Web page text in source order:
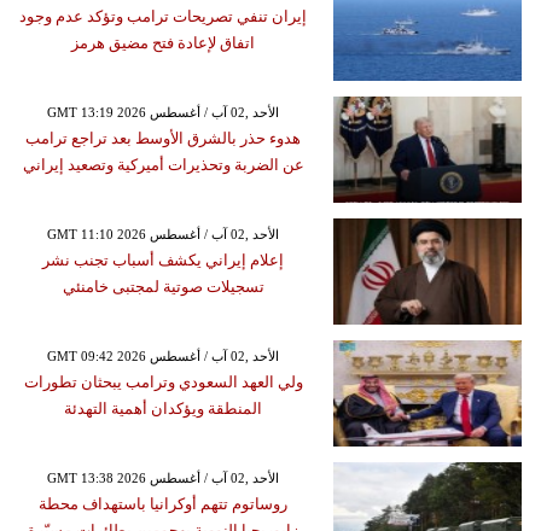
إيران تنفي تصريحات ترامب وتؤكد عدم وجود
اتفاق لإعادة فتح مضيق هرمز
GMT 13:19 2026 الأحد ,02 آب / أغسطس
هدوء حذر بالشرق الأوسط بعد تراجع ترامب
عن الضربة وتحذيرات أميركية وتصعيد إيراني
GMT 11:10 2026 الأحد ,02 آب / أغسطس
إعلام إيراني يكشف أسباب تجنب نشر
تسجيلات صوتية لمجتبى خامنئي
GMT 09:42 2026 الأحد ,02 آب / أغسطس
ولي العهد السعودي وترامب يبحثان تطورات
المنطقة ويؤكدان أهمية التهدئة
GMT 13:38 2026 الأحد ,02 آب / أغسطس
روساتوم تتهم أوكرانيا باستهداف محطة